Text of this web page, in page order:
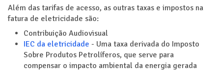
Além das tarifas de acesso, as outras taxas e impostos na
fatura de eletricidade são:
Contribuição Audiovisual
IEC da eletricidade - Uma taxa derivada do Imposto
Sobre Produtos Petrolíferos, que serve para
compensar o impacto ambiental da energia gerada